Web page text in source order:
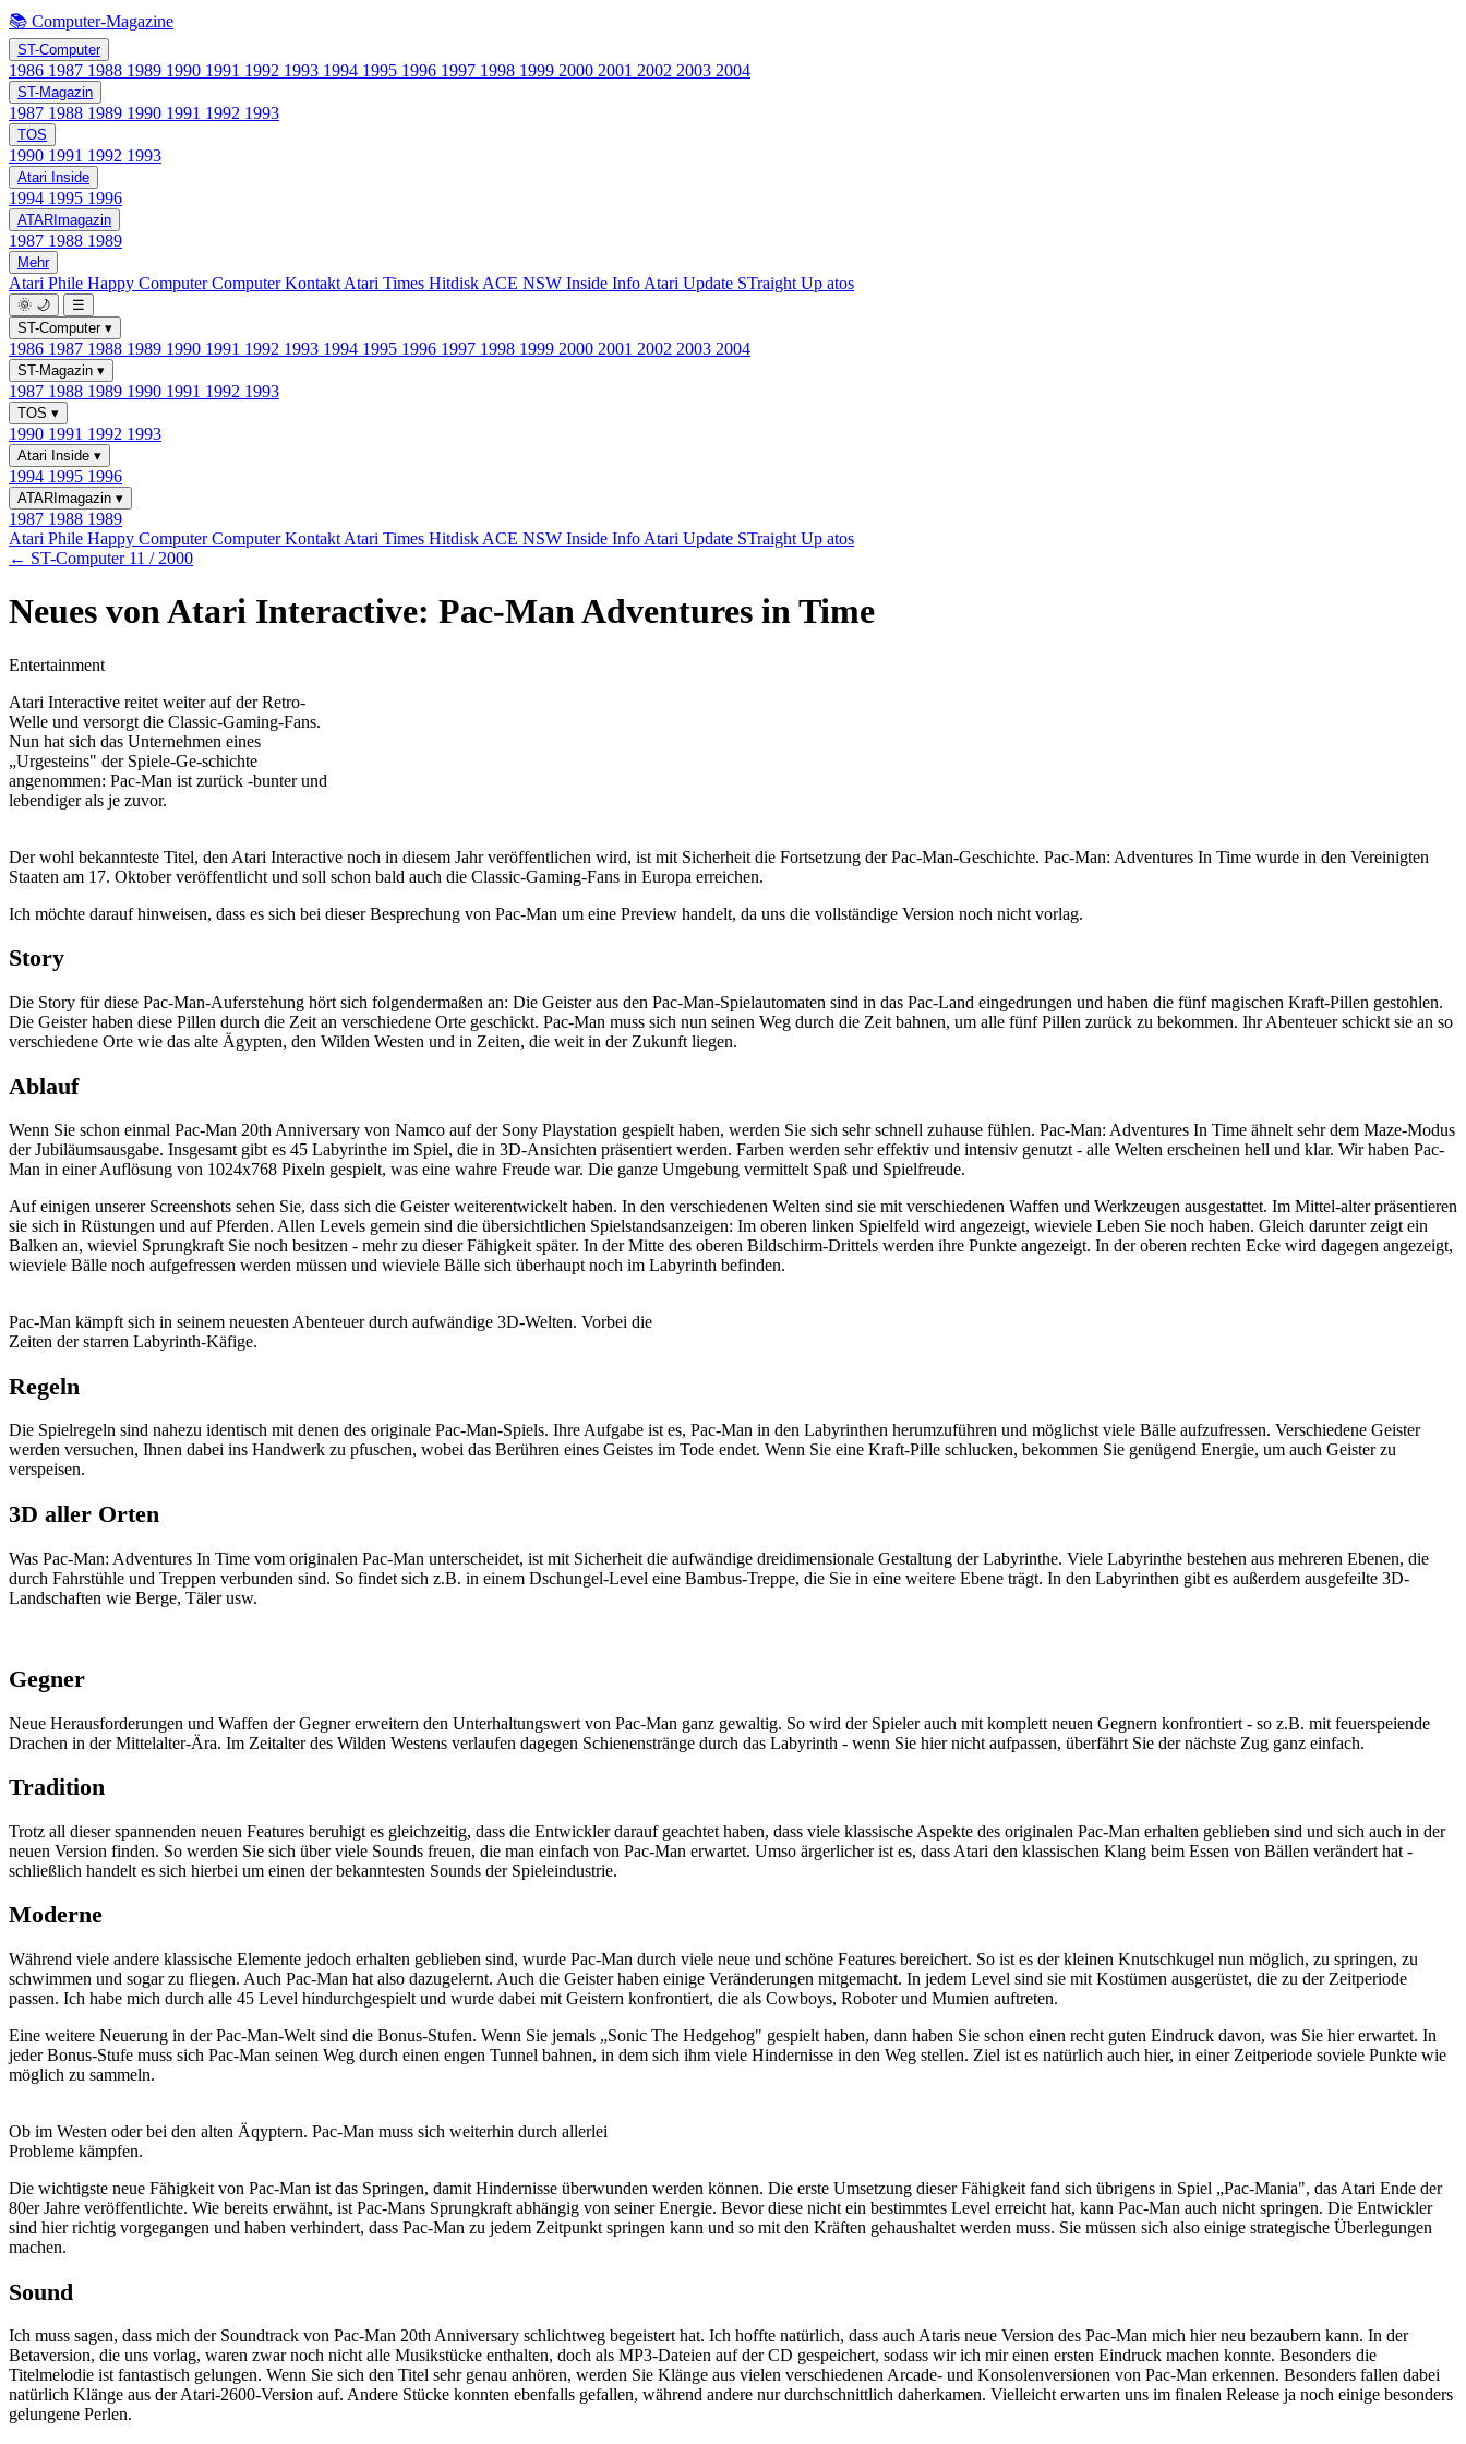
📚 Computer-Magazine
ST-Computer
1986 1987 1988 1989 1990 1991 1992 1993 1994 1995 1996 1997 1998 1999 2000 2001 2002 2003 2004
ST-Magazin
1987 1988 1989 1990 1991 1992 1993
TOS
1990 1991 1992 1993
Atari Inside
1994 1995 1996
ATARImagazin
1987 1988 1989
Mehr
Atari Phile Happy ComputerComputer Kontakt Atari Times Hitdisk ACE NSW Inside Info Atari Update STraight Up atos
🌞 🌙
☰
ST-Computer ▾
1986 1987 1988 1989 1990 1991 1992 1993 1994 1995 1996 1997 1998 1999 2000 2001 2002 2003 2004
ST-Magazin ▾
1987 1988 1989 1990 1991 1992 1993
TOS ▾
1990 1991 1992 1993
Atari Inside ▾
1994 1995 1996
ATARImagazin ▾
1987 1988 1989
Atari Phile Happy ComputerComputer Kontakt Atari Times Hitdisk ACE NSW Inside Info Atari Update STraight Up atos
← ST-Computer 11 / 2000
Neues von Atari Interactive: Pac-Man Adventures in Time
Entertainment
Atari Interactive reitet weiter auf der Retro-
Welle und versorgt die Classic-Gaming-Fans.
Nun hat sich das Unternehmen eines
„Urgesteins" der Spiele-Ge-schichte
angenommen: Pac-Man ist zurück -bunter und
lebendiger als je zuvor.
Der wohl bekannteste Titel, den Atari Interactive noch in diesem Jahr veröffentlichen wird, ist mit Sicherheit die Fortsetzung der Pac-Man-Geschichte. Pac-Man: Adventures In Time wurde in den Vereinigten
Staaten am 17. Oktober veröffentlicht und soll schon bald auch die Classic-Gaming-Fans in Europa erreichen.
Ich möchte darauf hinweisen, dass es sich bei dieser Besprechung von Pac-Man um eine Preview handelt, da uns die vollständige Version noch nicht vorlag.
Story
Die Story für diese Pac-Man-Auferstehung hört sich folgendermaßen an: Die Geister aus den Pac-Man-Spielautomaten sind in das Pac-Land eingedrungen und haben die fünf magischen Kraft-Pillen gestohlen.
Die Geister haben diese Pillen durch die Zeit an verschiedene Orte geschickt. Pac-Man muss sich nun seinen Weg durch die Zeit bahnen, um alle fünf Pillen zurück zu bekommen. Ihr Abenteuer schickt sie an so
verschiedene Orte wie das alte Ägypten, den Wilden Westen und in Zeiten, die weit in der Zukunft liegen.
Ablauf
Wenn Sie schon einmal Pac-Man 20th Anniversary von Namco auf der Sony Playstation gespielt haben, werden Sie sich sehr schnell zuhause fühlen. Pac-Man: Adventures In Time ähnelt sehr dem Maze-Modus
der Jubiläumsausgabe. Insgesamt gibt es 45 Labyrinthe im Spiel, die in 3D-Ansichten präsentiert werden. Farben werden sehr effektiv und intensiv genutzt - alle Welten erscheinen hell und klar. Wir haben Pac-
Man in einer Auflösung von 1024x768 Pixeln gespielt, was eine wahre Freude war. Die ganze Umgebung vermittelt Spaß und Spielfreude.
Auf einigen unserer Screenshots sehen Sie, dass sich die Geister weiterentwickelt haben. In den verschiedenen Welten sind sie mit verschiedenen Waffen und Werkzeugen ausgestattet. Im Mittel-alter präsentieren
sie sich in Rüstungen und auf Pferden. Allen Levels gemein sind die übersichtlichen Spielstandsanzeigen: Im oberen linken Spielfeld wird angezeigt, wieviele Leben Sie noch haben. Gleich darunter zeigt ein
Balken an, wieviel Sprungkraft Sie noch besitzen - mehr zu dieser Fähigkeit später. In der Mitte des oberen Bildschirm-Drittels werden ihre Punkte angezeigt. In der oberen rechten Ecke wird dagegen angezeigt,
wieviele Bälle noch aufgefressen werden müssen und wieviele Bälle sich überhaupt noch im Labyrinth befinden.
Pac-Man kämpft sich in seinem neuesten Abenteuer durch aufwändige 3D-Welten. Vorbei die
Zeiten der starren Labyrinth-Käfige.
Regeln
Die Spielregeln sind nahezu identisch mit denen des originale Pac-Man-Spiels. Ihre Aufgabe ist es, Pac-Man in den Labyrinthen herumzuführen und möglichst viele Bälle aufzufressen. Verschiedene Geister
werden versuchen, Ihnen dabei ins Handwerk zu pfuschen, wobei das Berühren eines Geistes im Tode endet. Wenn Sie eine Kraft-Pille schlucken, bekommen Sie genügend Energie, um auch Geister zu
verspeisen.
3D aller Orten
Was Pac-Man: Adventures In Time vom originalen Pac-Man unterscheidet, ist mit Sicherheit die aufwändige dreidimensionale Gestaltung der Labyrinthe. Viele Labyrinthe bestehen aus mehreren Ebenen, die
durch Fahrstühle und Treppen verbunden sind. So findet sich z.B. in einem Dschungel-Level eine Bambus-Treppe, die Sie in eine weitere Ebene trägt. In den Labyrinthen gibt es außerdem ausgefeilte 3D-
Landschaften wie Berge, Täler usw.
Gegner
Neue Herausforderungen und Waffen der Gegner erweitern den Unterhaltungswert von Pac-Man ganz gewaltig. So wird der Spieler auch mit komplett neuen Gegnern konfrontiert - so z.B. mit feuerspeiende
Drachen in der Mittelalter-Ära. Im Zeitalter des Wilden Westens verlaufen dagegen Schienenstränge durch das Labyrinth - wenn Sie hier nicht aufpassen, überfährt Sie der nächste Zug ganz einfach.
Tradition
Trotz all dieser spannenden neuen Features beruhigt es gleichzeitig, dass die Entwickler darauf geachtet haben, dass viele klassische Aspekte des originalen Pac-Man erhalten geblieben sind und sich auch in der
neuen Version finden. So werden Sie sich über viele Sounds freuen, die man einfach von Pac-Man erwartet. Umso ärgerlicher ist es, dass Atari den klassischen Klang beim Essen von Bällen verändert hat -
schließlich handelt es sich hierbei um einen der bekanntesten Sounds der Spieleindustrie.
Moderne
Während viele andere klassische Elemente jedoch erhalten geblieben sind, wurde Pac-Man durch viele neue und schöne Features bereichert. So ist es der kleinen Knutschkugel nun möglich, zu springen, zu
schwimmen und sogar zu fliegen. Auch Pac-Man hat also dazugelernt. Auch die Geister haben einige Veränderungen mitgemacht. In jedem Level sind sie mit Kostümen ausgerüstet, die zu der Zeitperiode
passen. Ich habe mich durch alle 45 Level hindurchgespielt und wurde dabei mit Geistern konfrontiert, die als Cowboys, Roboter und Mumien auftreten.
Eine weitere Neuerung in der Pac-Man-Welt sind die Bonus-Stufen. Wenn Sie jemals „Sonic The Hedgehog" gespielt haben, dann haben Sie schon einen recht guten Eindruck davon, was Sie hier erwartet. In
jeder Bonus-Stufe muss sich Pac-Man seinen Weg durch einen engen Tunnel bahnen, in dem sich ihm viele Hindernisse in den Weg stellen. Ziel ist es natürlich auch hier, in einer Zeitperiode soviele Punkte wie
möglich zu sammeln.
Ob im Westen oder bei den alten Äqyptern. Pac-Man muss sich weiterhin durch allerlei
Probleme kämpfen.
Die wichtigste neue Fähigkeit von Pac-Man ist das Springen, damit Hindernisse überwunden werden können. Die erste Umsetzung dieser Fähigkeit fand sich übrigens in Spiel „Pac-Mania", das Atari Ende der
80er Jahre veröffentlichte. Wie bereits erwähnt, ist Pac-Mans Sprungkraft abhängig von seiner Energie. Bevor diese nicht ein bestimmtes Level erreicht hat, kann Pac-Man auch nicht springen. Die Entwickler
sind hier richtig vorgegangen und haben verhindert, dass Pac-Man zu jedem Zeitpunkt springen kann und so mit den Kräften gehaushaltet werden muss. Sie müssen sich also einige strategische Überlegungen
machen.
Sound
Ich muss sagen, dass mich der Soundtrack von Pac-Man 20th Anniversary schlichtweg begeistert hat. Ich hoffte natürlich, dass auch Ataris neue Version des Pac-Man mich hier neu bezaubern kann. In der
Betaversion, die uns vorlag, waren zwar noch nicht alle Musikstücke enthalten, doch als MP3-Dateien auf der CD gespeichert, sodass wir ich mir einen ersten Eindruck machen konnte. Besonders die
Titelmelodie ist fantastisch gelungen. Wenn Sie sich den Titel sehr genau anhören, werden Sie Klänge aus vielen verschiedenen Arcade- und Konsolenversionen von Pac-Man erkennen. Besonders fallen dabei
natürlich Klänge aus der Atari-2600-Version auf. Andere Stücke konnten ebenfalls gefallen, während andere nur durchschnittlich daherkamen. Vielleicht erwarten uns im finalen Release ja noch einige besonders
gelungene Perlen.